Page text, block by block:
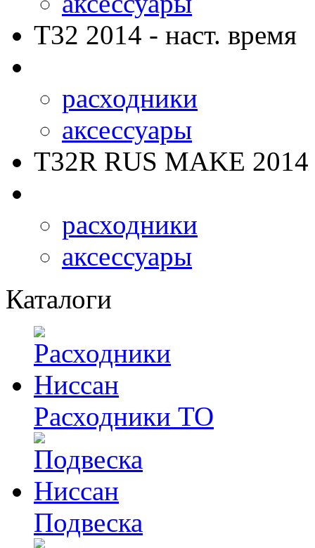
T32 2014 - наст. время
расходники
аксессуары
T32R RUS MAKE 2014
расходники
аксессуары
Каталоги
Расходники ТО
Подвеска